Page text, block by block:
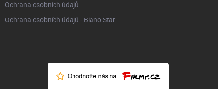
Ochrana osobních údajů
Ochrana osobních údajů - Biano Star